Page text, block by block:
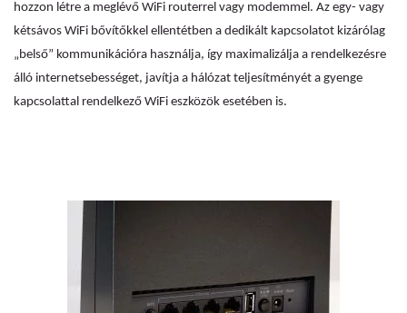
hozzon létre a meglévő WiFi routerrel vagy modemmel. Az egy- vagy
kétsávos WiFi bővítőkkel ellentétben a dedikált kapcsolatot kizárólag
„belső” kommunikációra használja, így maximalizálja a rendelkezésre
álló internetsebességet, javítja a hálózat teljesítményét a gyenge
kapcsolattal rendelkező WiFi eszközök esetében is.